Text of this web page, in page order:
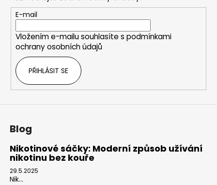
E-mail
Vložením e-mailu souhlasíte s podmínkami
ochrany osobních údajů
PŘIHLÁSIT SE
Blog
Nikotinové sáčky: Moderní způsob užívání
nikotinu bez kouře
29.5.2025
Nik...